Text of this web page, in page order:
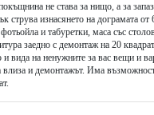
не става за нищо, а за
струва изнасянето на дограмата
и табуретки, маса със
заедно с демонтаж на 20
и вида на ненужните за вас вещи и
и демонтажът. Има възможност